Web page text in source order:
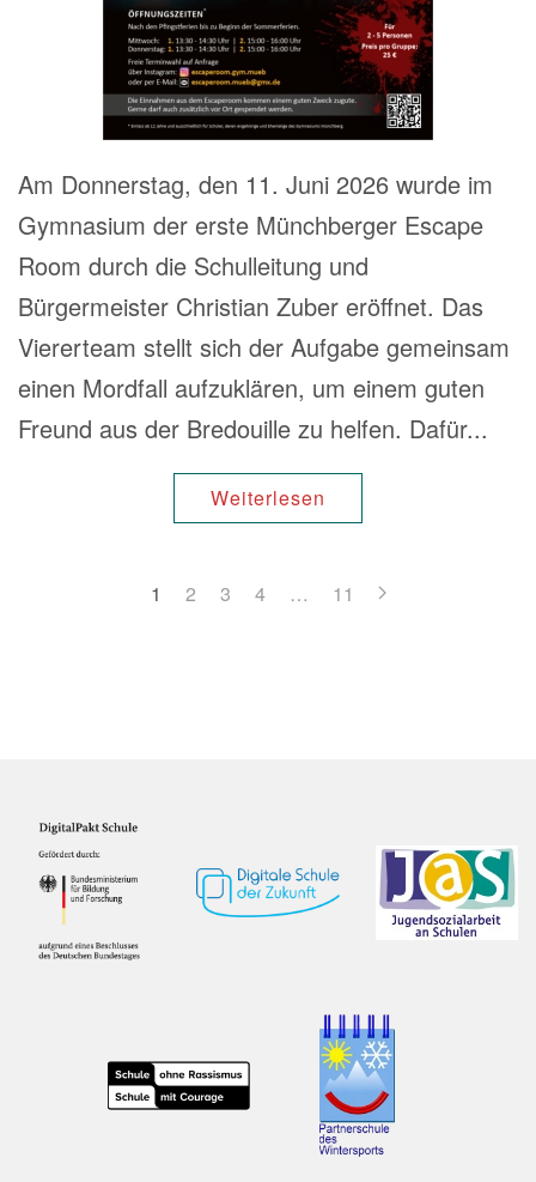
Am Donnerstag, den 11. Juni 2026 wurde im
Gymnasium der erste Münchberger Escape
Room durch die Schulleitung und
Bürgermeister Christian Zuber eröffnet. Das
Viererteam stellt sich der Aufgabe gemeinsam
einen Mordfall aufzuklären, um einem guten
Freund aus der Bredouille zu helfen. Dafür...
Weiterlesen
1 2 3 4 … 11